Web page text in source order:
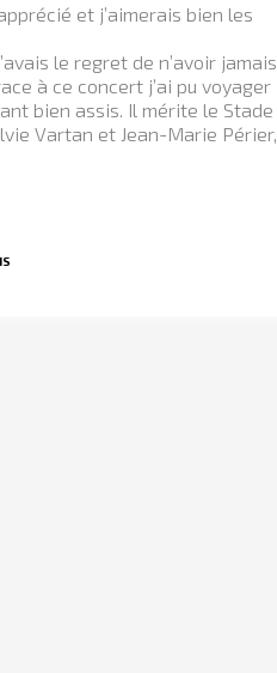
et j’aimerais bien les
le regret de n’avoir jamais
à ce concert j’ai pu voyager
bien assis. Il mérite le Stade
Vartan et Jean-Marie Périer,